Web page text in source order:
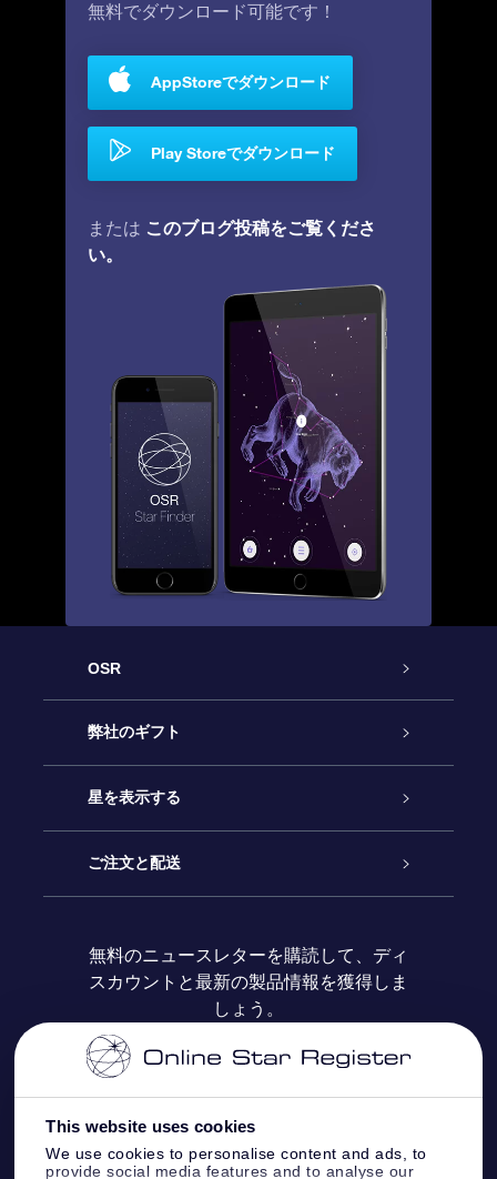
This website uses cookies
We use cookies to personalise content and ads, to
provide social media features and to analyse our
無料でダウンロード可能です！
AppStoreでダウンロード
Play Storeでダウンロード
または このブログ投稿をご覧くださ
い。
OSR
カスタマーサービス
お問い合わせ
ブログ
レビュー
弊社のギフト
Online Starギフト
OSRギフトパック
OSR ギフトカード
法人ギフト
星を表示する
星の登録
カスタマイズされたStar Page
One Million Stars
OSR Starsaver
ご注文と配送
お支払いに関する情報
配送に関する情報
返品ポリシ
無料のニュースレターを購読して、ディ
スカウントと最新の製品情報を獲得しま
しょう。